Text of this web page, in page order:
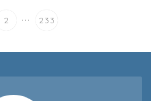
2 ... 233